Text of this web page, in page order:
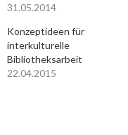
31.05.2014
Konzeptideen für
interkulturelle
Bibliotheksarbeit
22.04.2015